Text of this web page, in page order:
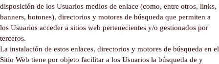
disposición de los Usuarios medios de enlace (como, entre otros, links,
banners, botones), directorios y motores de búsqueda que permiten a
los Usuarios acceder a sitios web pertenecientes y/o gestionados por
terceros.
La instalación de estos enlaces, directorios y motores de búsqueda en el
Sitio Web tiene por objeto facilitar a los Usuarios la búsqueda de y